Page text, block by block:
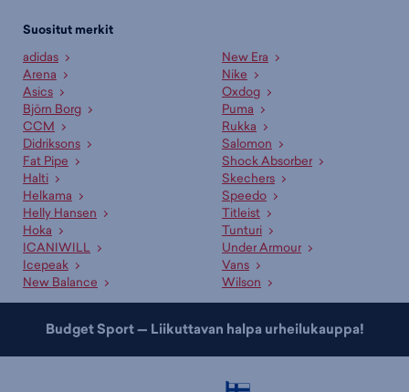
Suositut merkit
adidas
Arena
Asics
Björn Borg
CCM
Didriksons
Fat Pipe
Halti
Helkama
Helly Hansen
Hoka
ICANIWILL
Icepeak
New Balance
New Era
Nike
Oxdog
Puma
Rukka
Salomon
Shock Absorber
Skechers
Speedo
Titleist
Tunturi
Under Armour
Vans
Wilson
Budget Sport — Liikuttavan halpa urheilukauppa!